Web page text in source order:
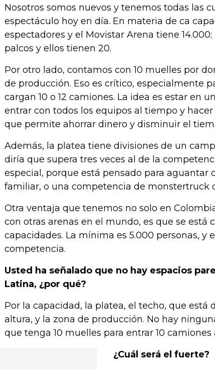
Nosotros somos nuevos y tenemos todas las
espectáculo hoy en día. En materia de ca
espectadores y el Movistar Arena tiene
palcos y ellos tienen 20.
Por otro lado, contamos con 10 muelles por
de producción. Eso es crítico, especialmente
cargan 10 o 12 camiones. La idea es estar en
entrar con todos los equipos al tiempo y
que permite ahorrar dinero y disminuir el
Además, la platea tiene divisiones de un
diría que supera tres veces al de la
especial, porque está pensado para aguantar
familiar, o una competencia de monstertruck
Otra ventaja que tenemos no solo en
con otras arenas en el mundo, es que se está
capacidades. La mínima es 5.000 personas, y
competencia.
Usted ha señalado que no hay espacios
Latina, ¿por qué?
Por la capacidad, la platea, el techo, que está
altura, y la zona de producción. No hay
que tenga 10 muelles para entrar 10 camiones
¿Cuál será el fuerte?